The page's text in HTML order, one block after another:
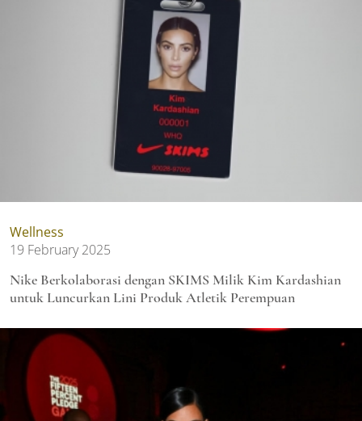
Wellness
19 February 2025
Nike Berkolaborasi dengan SKIMS Milik Kim Kardashian
untuk Luncurkan Lini Produk Atletik Perempuan